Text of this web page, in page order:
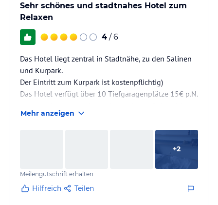
Sehr schönes und stadtnahes Hotel zum
Relaxen
4 / 6
Das Hotel liegt zentral in Stadtnähe, zu den Salinen
und Kurpark.
Der Eintritt zum Kurpark ist kostenpflichtig)
Das Hotel verfügt über 10 Tiefgaragenplätze 15€ p.N.
Mehr anzeigen
+2
Meilengutschrift erhalten
Hilfreich Teilen